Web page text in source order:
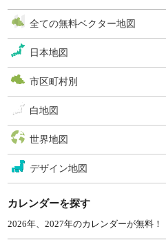
全ての無料ベクター地図
日本地図
市区町村別
白地図
世界地図
デザイン地図
カレンダーを探す
2026年、2027年のカレンダーが無料！